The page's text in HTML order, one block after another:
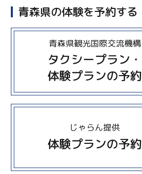
青森県の体験を予約する
タクシープラン・
体験プランの予約
青森県観光国際交流機構
more
体験プランの予約
じゃらん提供
more